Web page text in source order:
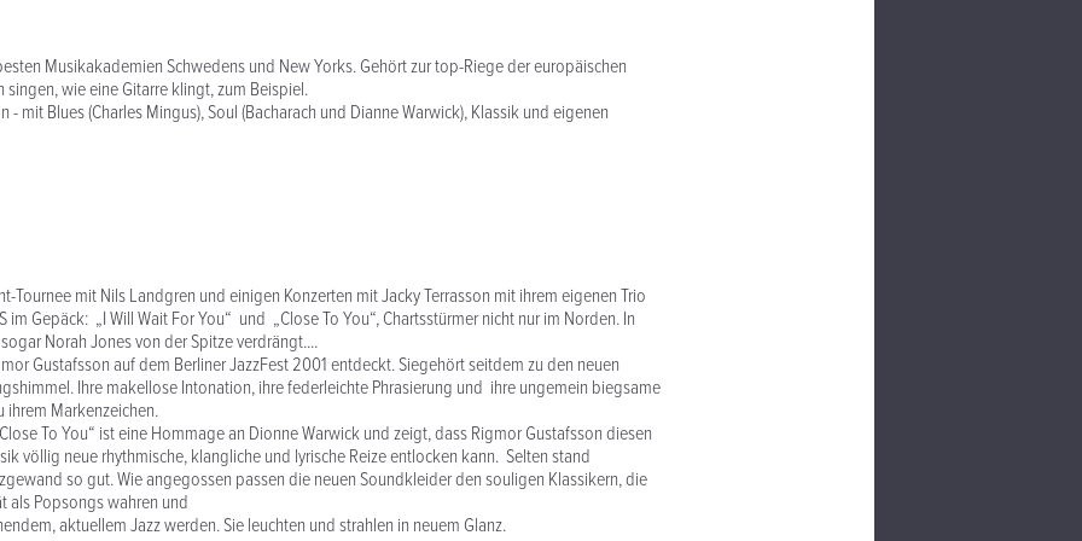
Musikakademien Schwedens und New Yorks. Gehört zur top-Riege der europäischen
singen, wie eine Gitarre klingt, zum Beispiel.
- mit Blues (Charles Mingus), Soul (Bacharach und Dianne Warwick), Klassik und eigenen
Tournee mit Nils Landgren und einigen Konzerten mit Jacky Terrasson mit ihrem eigenen Trio
im Gepäck: „I Will Wait For You“ und „Close To You“, Chartsstürmer nicht nur im Norden. In
Norah Jones von der Spitze verdrängt....
Gustafsson auf dem Berliner JazzFest 2001 entdeckt. Siegehört seitdem zu den neuen
Ihre makellose Intonation, ihre federleichte Phrasierung und ihre ungemein biegsame
ihrem Markenzeichen.
To You“ ist eine Hommage an Dionne Warwick und zeigt, dass Rigmor Gustafsson diesen
völlig neue rhythmische, klangliche und lyrische Reize entlocken kann. Selten stand
so gut. Wie angegossen passen die neuen Soundkleider den souligen Klassikern, die
als Popsongs wahren und
aktuellem Jazz werden. Sie leuchten und strahlen in neuem Glanz.